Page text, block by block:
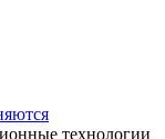
технологии